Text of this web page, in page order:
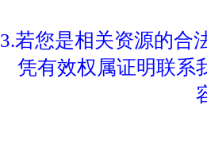
3.若您是相关资源的合
凭有效权属证明联系